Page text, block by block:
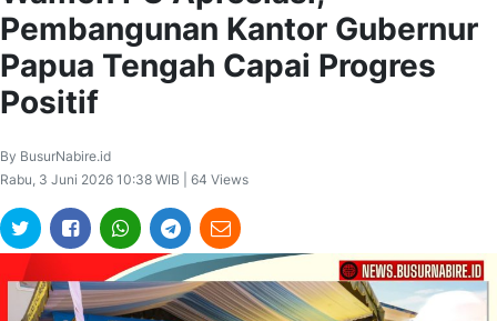
Pembangunan Kantor Gubernur
Papua Tengah Capai Progres
Positif
By BusurNabire.id
Rabu, 3 Juni 2026 10:38 WIB | 64 Views